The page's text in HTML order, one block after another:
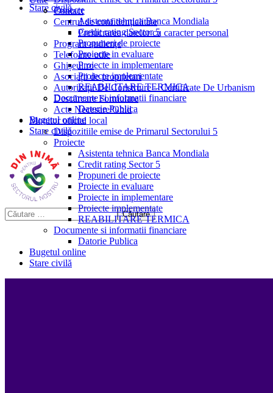
Stare civilă
Proiecte
Asistenta tehnica Banca Mondiala
Credit rating Sector 5
Propuneri de proiecte
Proiecte in evaluare
Proiecte in implementare
Proiecte implementate
REABILITARE TERMICA
Documente si informatii financiare
Datorie Publica
Bugetul online
Stare civilă
Contact
Centrul de confidențialitate
Prelucrarea datelor cu caracter personal
Program audiențe
Telefoane utile
Ghișeul.ro
Asociații de proprietari
Autorizații De Construire – Certificate De Urbanism
Descărcare Formulare
Acte Necesare/Ghid
Monitor oficial local
Dispozitiile emise de Primarul Sectorului 5
Proiecte
Asistenta tehnica Banca Mondiala
Credit rating Sector 5
Propuneri de proiecte
Proiecte in evaluare
Proiecte in implementare
Proiecte implementate
REABILITARE TERMICA
Documente si informatii financiare
Datorie Publica
Bugetul online
Stare civilă